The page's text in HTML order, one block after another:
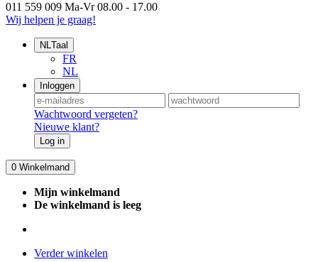
011 559 009 Ma-Vr 08.00 - 17.00
Wij helpen je graag!
NLTaal
FR
NL
Inloggen
Wachtwoord vergeten?
Nieuwe klant?
Log in
0 Winkelmand
Mijn winkelmand
De winkelmand is leeg
Verder winkelen